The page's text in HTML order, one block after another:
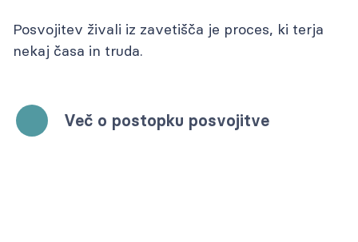
Posvojitev živali iz zavetišča je proces, ki terja
nekaj časa in truda.
Več o postopku posvojitve